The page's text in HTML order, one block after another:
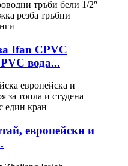
Ifan CPVC
вода...
европейски и